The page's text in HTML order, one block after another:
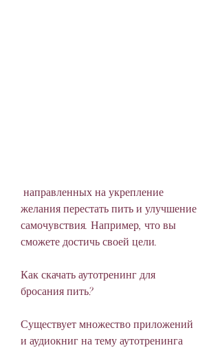
желания перестать пить и улучшение
самочувствия. Например, что вы
сможете достичь своей цели.
Как скачать аутотренинг для
бросания пить?
Существует множество приложений
и аудиокниг на тему аутотренинга